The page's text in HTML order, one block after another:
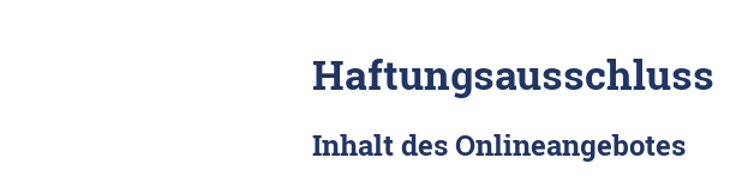
Haftungsausschluss
Inhalt des Onlineangebotes